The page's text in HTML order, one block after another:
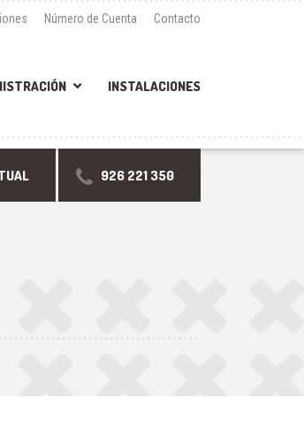
Número de Cuenta Contacto
INSTALACIONES
926 221 350